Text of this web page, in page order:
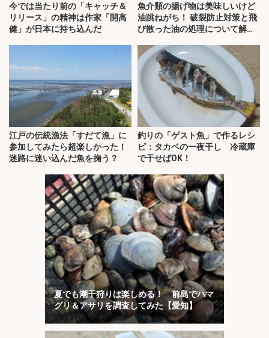
今では当たり前の「キャッチ＆
リリース」の精神は作家「開高
健」が日本に持ち込んだ
魚介類の揚げ物は美味しいけど
油跳ねがち！ 破裂防止対策と飛
び散った油の処理について解
江戸の伝統漁法「すだて漁」に
参加してみたら超楽しかった！
迷路に迷い込んだ魚を掬う？
釣りの「ゲスト魚」で作るレシ
ピ：タカベの一夜干し 冷蔵庫
で干せばOK！
夏でも潮干狩りは楽しめる！ 前島でハマ
グリ＆アサリを調査してみた【愛知】